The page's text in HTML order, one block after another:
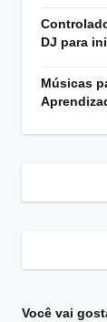
DJ para
Músicas
Você vai